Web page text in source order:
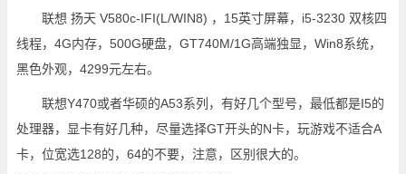
联想 扬天 V580c-IFI(L/WIN8) ，15英寸屏幕，i5-3230 双核四
线程，4G内存，500G硬盘，GT740M/1G高端独显，Win8系统，
黑色外观，4299元左右。
联想Y470或者华硕的A53系列，有好几个型号，最低都是I5的
处理器，显卡有好几种，尽量选择GT开头的N卡，玩游戏不适合A
卡，位宽选128的，64的不要，注意，区别很大的。